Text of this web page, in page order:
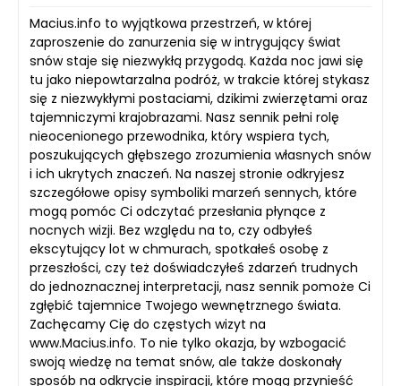
Macius.info to wyjątkowa przestrzeń, w której
zaproszenie do zanurzenia się w intrygujący świat
snów staje się niezwykłą przygodą. Każda noc jawi się
tu jako niepowtarzalna podróż, w trakcie której stykasz
się z niezwykłymi postaciami, dzikimi zwierzętami oraz
tajemniczymi krajobrazami. Nasz sennik pełni rolę
nieocenionego przewodnika, który wspiera tych,
poszukujących głębszego zrozumienia własnych snów
i ich ukrytych znaczeń. Na naszej stronie odkryjesz
szczegółowe opisy symboliki marzeń sennych, które
mogą pomóc Ci odczytać przesłania płynące z
nocnych wizji. Bez względu na to, czy odbyłeś
ekscytujący lot w chmurach, spotkałeś osobę z
przeszłości, czy też doświadczyłeś zdarzeń trudnych
do jednoznacznej interpretacji, nasz sennik pomoże Ci
zgłębić tajemnice Twojego wewnętrznego świata.
Zachęcamy Cię do częstych wizyt na
www.Macius.info. To nie tylko okazja, by wzbogacić
swoją wiedzę na temat snów, ale także doskonały
sposób na odkrycie inspiracji, które mogą przynieść